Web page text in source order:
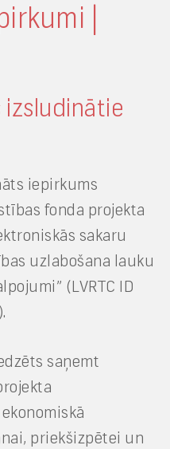
|
izsludinātie
iepirkums
fonda projekta
sakaru
uzlabošana lauku
(LVRTC ID
saņemt
priekšizpētei un